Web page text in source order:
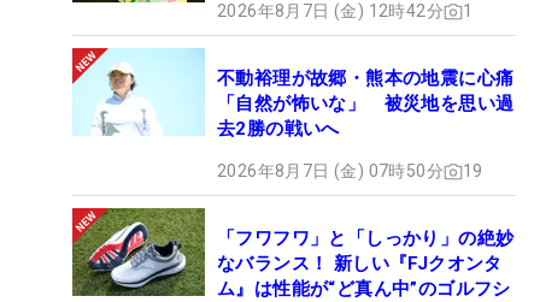
2026年8月7日 (金) 12時42分 1
不動裕理が故郷・熊本の地震に心痛
「自然が怖いな」 被災地を思い過
去2勝の戦いへ
2026年8月7日 (金) 07時50分 19
「フワフワ」と「しっかり」の絶妙
なバランス！ 新しい『FJクオンタ
ム』は性能が“ど真ん中”のゴルフシ